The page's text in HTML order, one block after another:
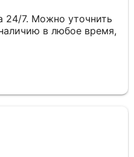
24/7. Можно уточнить
в любое время,